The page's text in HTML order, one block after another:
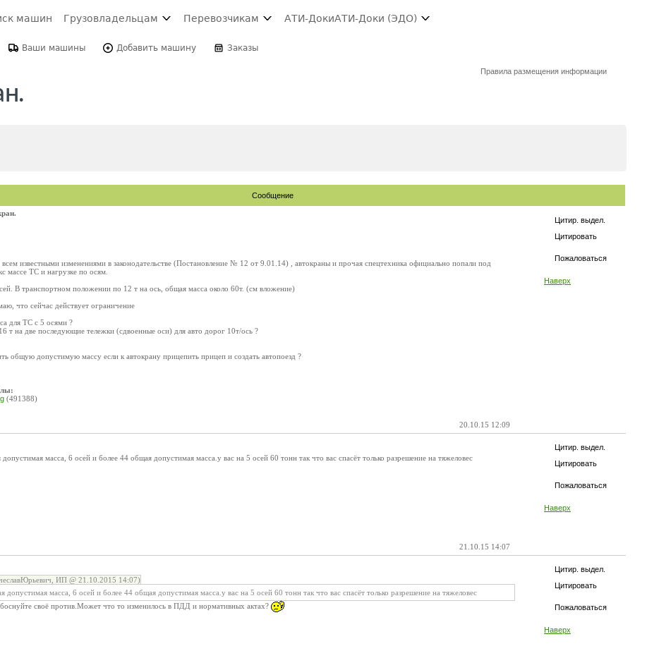
машин Грузовладельцам Перевозчикам АТИ-ДокиАТИ-Доки (ЭДО)
Ваши машины Добавить машину Заказы
Правила размещения информации
Сообщение
Цитир. выдел.
Цитировать
Пожаловаться
Наверх
известными изменениями в законодательстве (Постановление № 12 от 9.01.14) , автокраны и прочая спецтехника официально попали под
массе ТС и нагрузке по осям.
В транспортном положении по 12 т на ось, общая масса около 60т. (см вложение)
что сейчас действует ограничение
для ТС с 5 осями ?
т на две последующие тележки (сдвоенные оси) для авто дорог 10т/ось ?
общую допустимую массу если к автокрану прицепить прицеп и создать автопоезд ?
(491388)
20.10.15 12:09
Цитир. выдел.
Цитировать
Пожаловаться
Наверх
масса, 6 осей и более 44 общая допустимая масса.у вас на 5 осей 60 тонн так что вас спасёт только разрешение на тяжеловес
21.10.15 14:07
Цитир. выдел.
Цитировать
Пожаловаться
Наверх
ИП @ 21.10.2015 14:07)
допустимая масса, 6 осей и более 44 общая допустимая масса.у вас на 5 осей 60 тонн так что вас спасёт только разрешение на тяжеловес
своё против.Может что то изменилось в ПДД и нормативных актах?